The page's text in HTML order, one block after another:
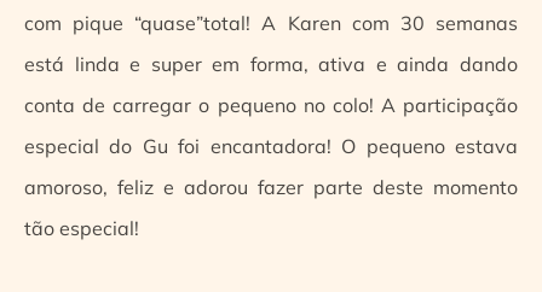
com pique “quase”total! A Karen com 30 semanas
está linda e super em forma, ativa e ainda dando
conta de carregar o pequeno no colo! A participação
especial do Gu foi encantadora! O pequeno estava
amoroso, feliz e adorou fazer parte deste momento
tão especial!